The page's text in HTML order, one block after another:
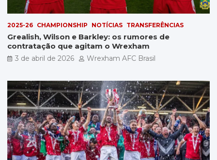
2025-26 CHAMPIONSHIP NOTÍCIAS TRANSFERÊNCIAS
Grealish, Wilson e Barkley: os rumores de
contratação que agitam o Wrexham
3 de abril de 2026 Wrexham AFC Brasil